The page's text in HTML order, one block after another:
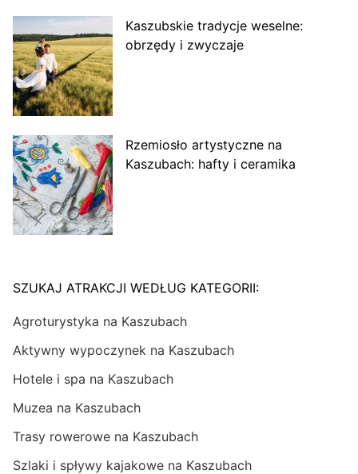
Kaszubskie tradycje weselne:
obrzędy i zwyczaje
Rzemiosło artystyczne na
Kaszubach: hafty i ceramika
SZUKAJ ATRAKCJI WEDŁUG KATEGORII:
Agroturystyka na Kaszubach
Aktywny wypoczynek na Kaszubach
Hotele i spa na Kaszubach
Muzea na Kaszubach
Trasy rowerowe na Kaszubach
Szlaki i spływy kajakowe na Kaszubach